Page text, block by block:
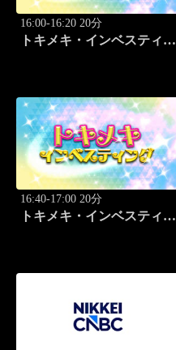
16:00-16:20 20分
トキメキ・インベスティン
16:40-17:00 20分
トキメキ・インベスティン